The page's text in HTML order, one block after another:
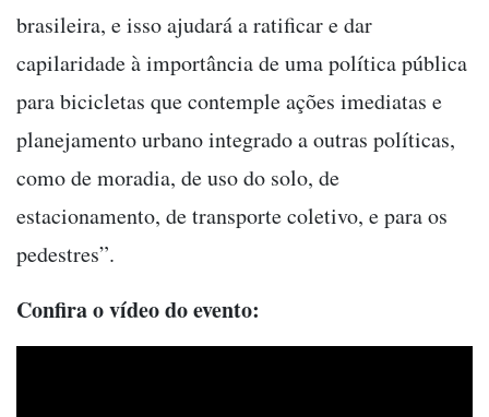
brasileira, e isso ajudará a ratificar e dar
capilaridade à importância de uma política pública
para bicicletas que contemple ações imediatas e
planejamento urbano integrado a outras políticas,
como de moradia, de uso do solo, de
estacionamento, de transporte coletivo, e para os
pedestres”.
Confira o vídeo do evento: